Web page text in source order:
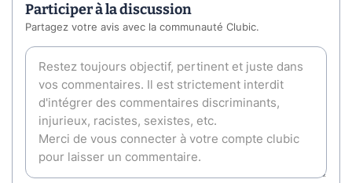
Participer à la discussion
Partagez votre avis avec la communauté Clubic.